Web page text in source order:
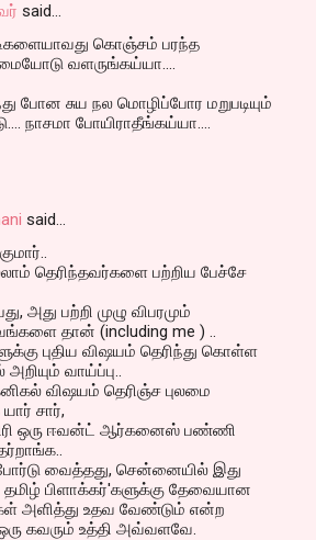
said…
கொஞ்சம் பரந்த
வளருங்கய்யா....
போன சுய நல மொழிப்போர மறுபடியும்
நாசமா போயிராதீங்கய்யா....
said…
தெரிந்தவர்களை பற்றிய பேச்சே
அது பற்றி முழு விபரமும்
தான் (including me ) ..
புதிய விஷயம் தெரிந்து கொள்ள
வாய்ப்பு..
விஷயம் தெரிஞ்ச புலமை
சார்,
ஒரு ஈவன்ட் ஆர்கனைஸ் பண்ணி
வைத்தது, சென்னையில் இது
தமிழ் பிளாக்கர்'களுக்கு தேவையான
அளித்து உதவ வேண்டும் என்ற
கவரும் உத்தி அவ்வளவே.